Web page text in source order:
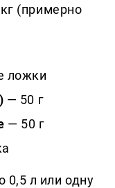
(примерно
ложки
— 50 г
— 50 г
0,5 л или одну